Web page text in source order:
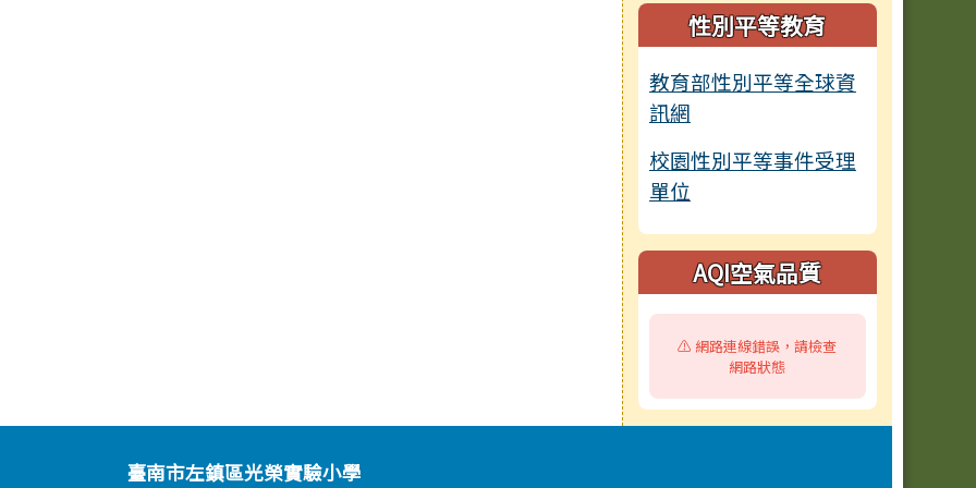
性別平等教育
教育部性別平等全球資
訊網
校園性別平等事件受理
單位
AQI空氣品質
⚠️ 網路連線錯誤，請檢查
網路狀態
臺南市左鎮區光榮實驗小學